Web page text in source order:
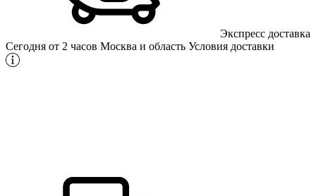
Экспресс доставка
Сегодня от 2 часов Москва и область Условия доставки